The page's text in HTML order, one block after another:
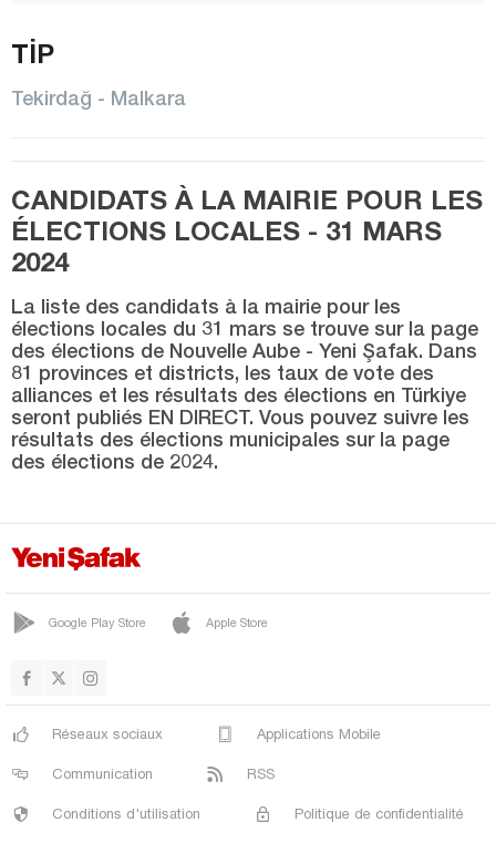
MURATLI
ŞARKÖY
SÜLEYMANPAŞA
Tokat
Tunceli
Uşak
Van
Yalova
Yozgat
TİP
Tekirdağ - Malkara
CANDIDATS À LA MAIRIE POUR LES
ÉLECTIONS LOCALES - 31 MARS
2024
La liste des candidats à la mairie pour les
élections locales du 31 mars se trouve sur la page
des élections de Nouvelle Aube - Yeni Şafak. Dans
81 provinces et districts, les taux de vote des
alliances et les résultats des élections en Türkiye
seront publiés EN DIRECT. Vous pouvez suivre les
résultats des élections municipales sur la page
des élections de 2024.
Google Play Store Apple Store
Réseaux sociaux Applications Mobile
Communication RSS
Conditions d'utilisation Politique de confidentialité